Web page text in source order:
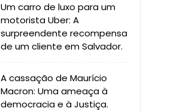
Um carro de luxo para um
motorista Uber: A
surpreendente recompensa
de um cliente em Salvador.
A cassação de Maurício
Macron: Uma ameaça à
democracia e à Justiça.